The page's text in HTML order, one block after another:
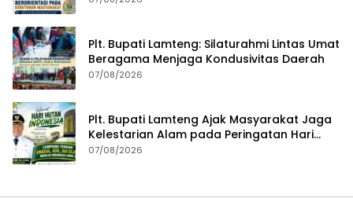
Plt. Bupati Lamteng: Silaturahmi Lintas Umat
Beragama Menjaga Kondusivitas Daerah
07/08/2026
Plt. Bupati Lamteng Ajak Masyarakat Jaga
Kelestarian Alam pada Peringatan Hari
Hutan Indonesia 2026
07/08/2026